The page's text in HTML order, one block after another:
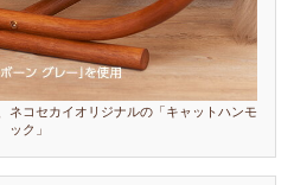
ネコセカイオリジナルの「キャットハンモ
ック」